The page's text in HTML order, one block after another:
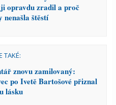
opravdu zradil a proč
nenašla štěstí
TAKÉ:
znovu zamilovaný:
po Ivetě Bartošové přiznal
lásku